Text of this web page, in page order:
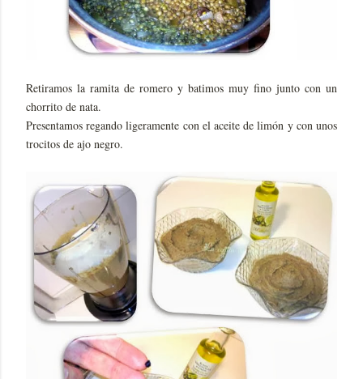
Retiramos la ramita de romero y batimos muy fino junto con un
chorrito de nata.
Presentamos regando ligeramente con el aceite de limón y con unos
trocitos de ajo negro.